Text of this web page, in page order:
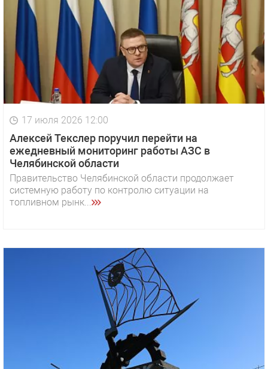
17 июля 2026 12:00
Алексей Текслер поручил перейти на
ежедневный мониторинг работы АЗС в
Челябинской области
Правительство Челябинской области продолжает
системную работу по контролю ситуации на
топливном рынк...